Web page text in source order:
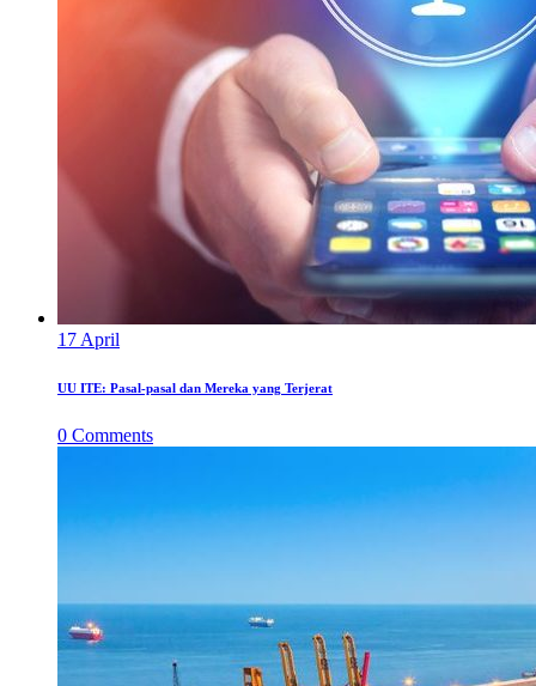
17 April
UU ITE: Pasal-pasal dan Mereka yang Terjerat
0 Comments